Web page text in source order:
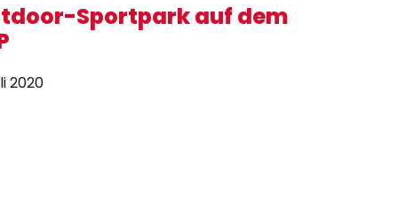
Sportpark auf dem
2020